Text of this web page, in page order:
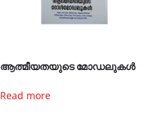
ആത്മീയതയുടെ മോഡലുകൾ
Read more